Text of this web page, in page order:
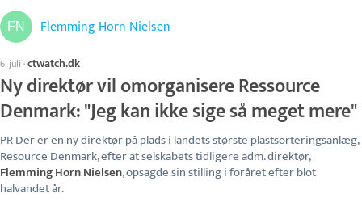
Flemming Horn Nielsen
6. juli ·ctwatch.dk
Ny direktør vil omorganisere Ressource
Denmark: "Jeg kan ikke sige så meget mere"
PR Der er en ny direktør på plads i landets største plastsorteringsanlæg,
Resource Denmark, efter at selskabets tidligere adm. direktør,
Flemming Horn Nielsen, opsagde sin stilling i foråret efter blot
halvandet år.